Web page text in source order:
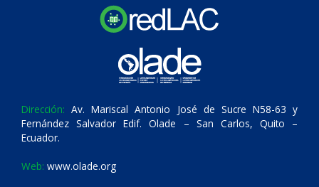
Dirección: Av. Mariscal Antonio José de Sucre N58-63 y
Fernández Salvador Edif. Olade – San Carlos, Quito –
Ecuador.
Web: www.olade.org